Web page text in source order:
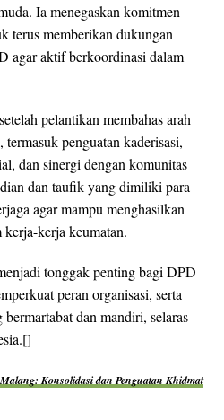
Ia menegaskan komitmen
memberikan dukungan
agar aktif berkoordinasi dalam
pelantikan membahas arah
penguatan kaderisasi,
dan sinergi dengan komunitas
dan taufik yang dimiliki para
agar mampu menghasilkan
kerja-kerja keumatan.
tonggak penting bagi DPD
peran organisasi, serta
dan mandiri, selaras
Konsolidasi dan Penguatan Khidmat